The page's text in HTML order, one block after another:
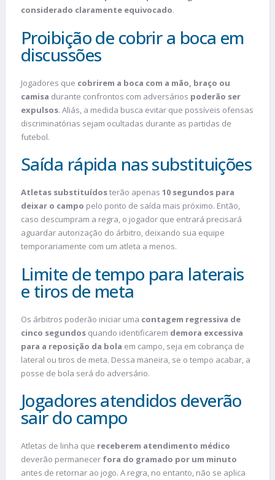
considerado claramente equivocado.
Proibição de cobrir a boca em
discussões
Jogadores que cobrirem a boca com a mão, braço ou
camisa durante confrontos com adversários poderão ser
expulsos. Aliás, a medida busca evitar que possíveis ofensas
discriminatórias sejam ocultadas durante as partidas de
futebol.
Saída rápida nas substituições
Atletas substituídosterão apenas 10 segundos para
deixar o campo pelo ponto de saída mais próximo. Então,
caso descumpram a regra, o jogador que entrará precisará
aguardar autorização do árbitro, deixando sua equipe
temporariamente com um atleta a menos.
Limite de tempo para laterais
e tiros de meta
Os árbitros poderão iniciar uma contagem regressiva de
cinco segundos quando identificarem demora excessiva
para a reposição da bola em campo, seja em cobrança de
lateral ou tiros de meta. Dessa maneira, se o tempo acabar, a
posse de bola será do adversário.
Jogadores atendidos deverão
sair do campo
Atletas de linha que receberem atendimento médico
deverão permanecer fora do gramado por um minuto
antes de retornar ao jogo. A regra, no entanto, não se aplica